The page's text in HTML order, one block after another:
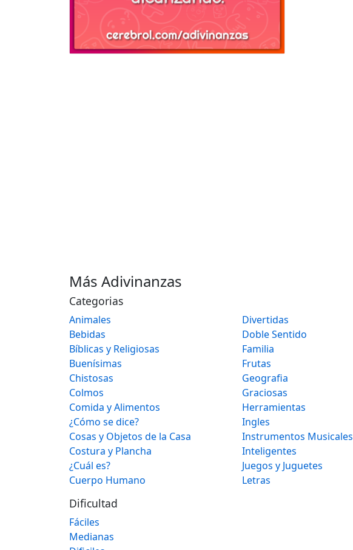
Más Adivinanzas
Categorias
Animales
Bebidas
Bíblicas y Religiosas
Buenísimas
Chistosas
Colmos
Comida y Alimentos
¿Cómo se dice?
Cosas y Objetos de la Casa
Costura y Plancha
¿Cuál es?
Cuerpo Humano
Divertidas
Doble Sentido
Familia
Frutas
Geografia
Graciosas
Herramientas
Ingles
Instrumentos Musicales
Inteligentes
Juegos y Juguetes
Letras
Dificultad
Fáciles
Medianas